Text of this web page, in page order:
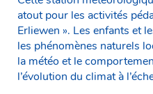
atout pour les activités
Erliewen ». Les enfants et
les phénomènes naturels
la météo et le
l’évolution du climat à